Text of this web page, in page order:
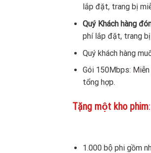
lắp đặt, trang bị
Quý Khách hàng
phí lắp đặt, trang
Quý khách hàng
Gói 150Mbps:
tổng hợp.
Tặng một kho phim:
1.000 bộ phi gồm